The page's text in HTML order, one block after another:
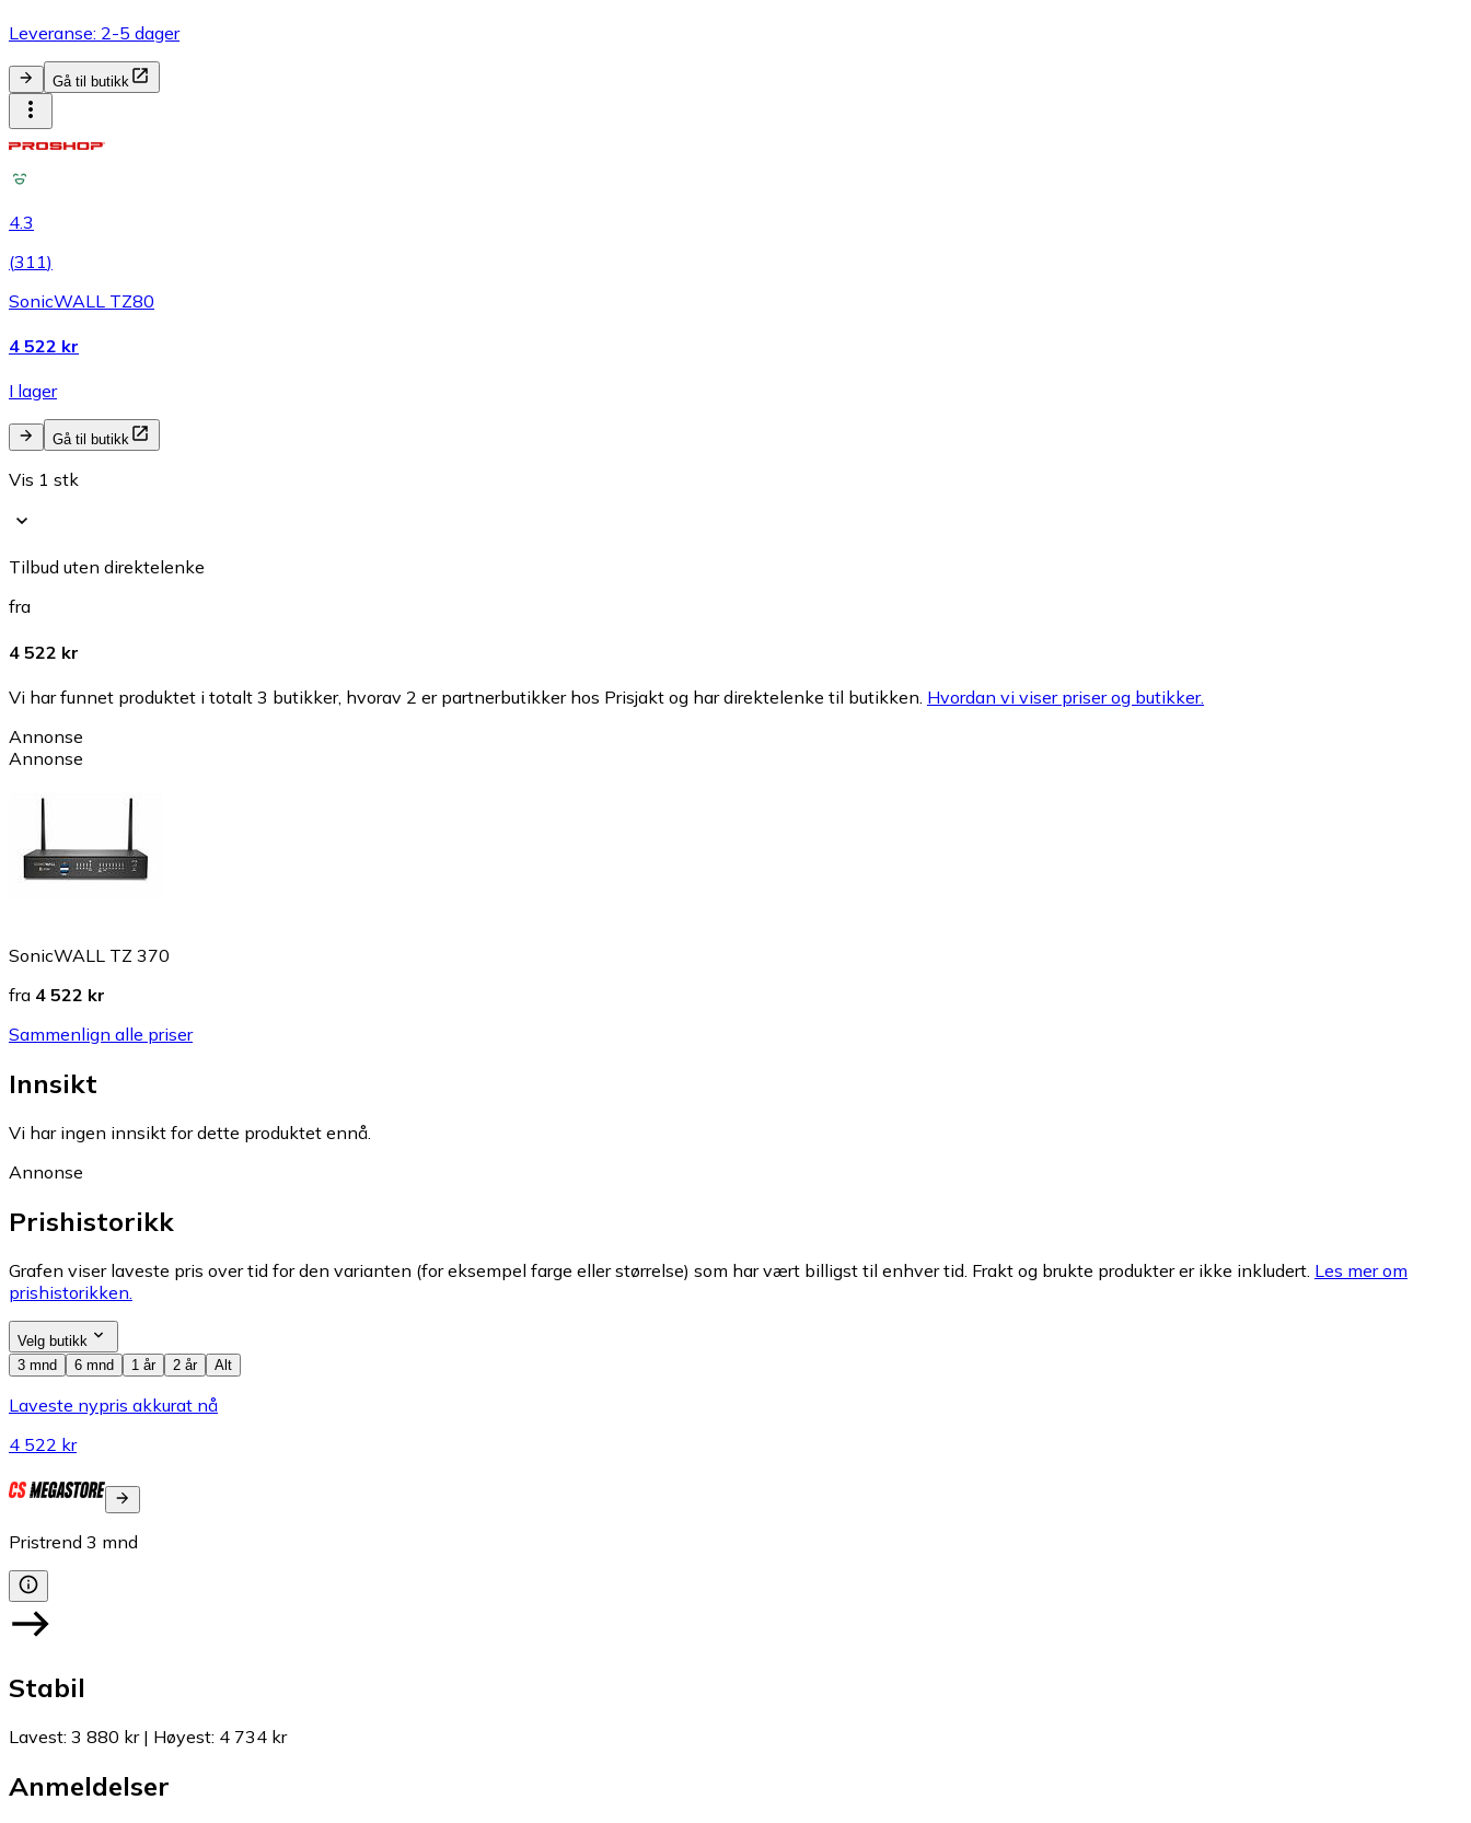
Leveranse: 2-5 dager
Gå til butikk
4.3
(311)
SonicWALL TZ80
4 522 kr
I lager
Gå til butikk
Vis 1 stk
Tilbud uten direktelenke
fra
4 522 kr
Vi har funnet produktet i totalt 3 butikker, hvorav 2 er partnerbutikker hos Prisjakt og har direktelenke til butikken. Hvordan vi viser priser og butikker.
Annonse
Annonse
SonicWALL TZ 370
fra 4 522 kr
Sammenlign alle priser
Innsikt
Vi har ingen innsikt for dette produktet ennå.
Annonse
Prishistorikk
Grafen viser laveste pris over tid for den varianten (for eksempel farge eller størrelse) som har vært billigst til enhver tid. Frakt og brukte produkter er ikke inkludert. Les mer om
prishistorikken.
Velg butikk
3 mnd
6 mnd 1 år 2 år Alt
Laveste nypris akkurat nå
4 522 kr
Pristrend 3 mnd
Stabil
Lavest: 3 880 kr| Høyest: 4 734 kr
Anmeldelser